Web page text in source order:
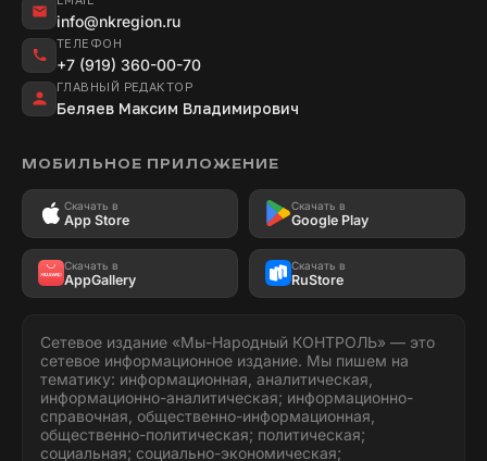
info@nkregion.ru
ТЕЛЕФОН
+7 (919) 360-00-70
ГЛАВНЫЙ РЕДАКТОР
Беляев Максим Владимирович
МОБИЛЬНОЕ ПРИЛОЖЕНИЕ
Скачать в
App Store
Скачать в
Google Play
Скачать в
AppGallery
Скачать в
RuStore
Сетевое издание «Мы-Народный КОНТРОЛЬ» — это
сетевое информационное издание. Мы пишем на
тематику: информационная, аналитическая,
информационно-аналитическая; информационно-
справочная, общественно-информационная,
общественно-политическая; политическая;
социальная; социально-экономическая;